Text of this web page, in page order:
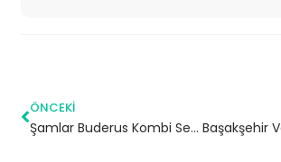
ÖNCEKI
Şamlar Buderus Kombi Servisi – Başakşehir Yetkili Servis